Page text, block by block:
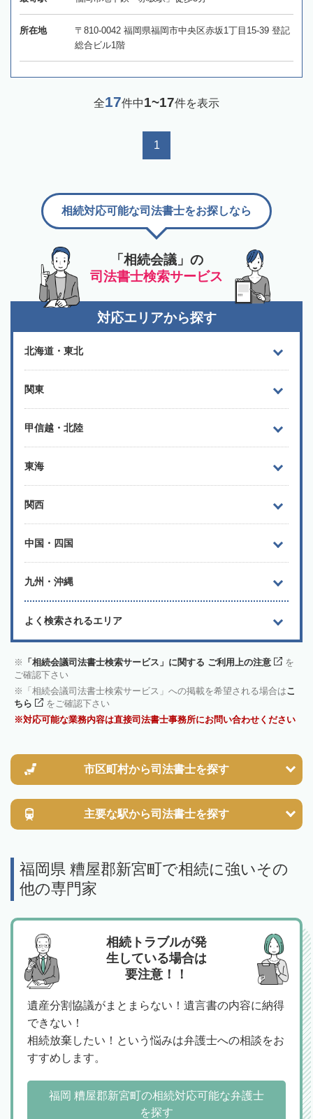
所在地
〒810-0042 福岡県福岡市中央区赤坂1丁目15-39 登記
総合ビル1階
全17件中1~17件を表示
1
「相続会議」の
司法書士検索サービス
相続対応可能な司法書士をお探しなら
対応エリアから探す
北海道・東北
関東
甲信越・北陸
東海
関西
中国・四国
九州・沖縄
よく検索されるエリア
「相続会議司法書士検索サービス」に関する ご利用上の注意
を
ご確認下さい
「相続会議司法書士検索サービス」への掲載を希望される場合はこ
ちら
をご確認下さい
対応可能な業務内容は直接司法書士事務所にお問い合わせください
市区町村から司法書士を探す
主要な駅から司法書士を探す
福岡県 糟屋郡新宮町で相続に強いその
他の専門家
相続トラブルが発
生している場合は
要注意！！
遺産分割協議がまとまらない！遺言書の内容に納得
できない！
相続放棄したい！という悩みは弁護士への相談をお
すすめします。
福岡 糟屋郡新宮町の相続対応可能な弁護士
を探す